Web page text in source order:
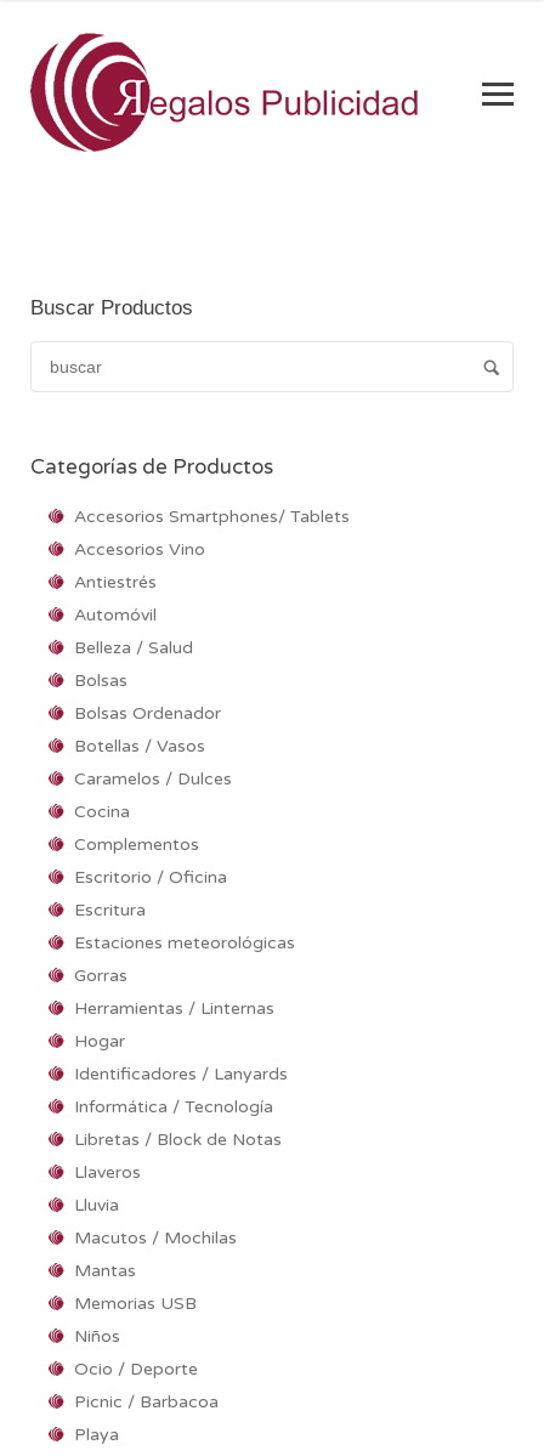
Buscar Productos
Categorías de Productos
Accesorios Smartphones/ Tablets
Accesorios Vino
Antiestrés
Automóvil
Belleza / Salud
Bolsas
Bolsas Ordenador
Botellas / Vasos
Caramelos / Dulces
Cocina
Complementos
Escritorio / Oficina
Escritura
Estaciones meteorológicas
Gorras
Herramientas / Linternas
Hogar
Identificadores / Lanyards
Informática / Tecnología
Libretas / Block de Notas
Llaveros
Lluvia
Macutos / Mochilas
Mantas
Memorias USB
Niños
Ocio / Deporte
Picnic / Barbacoa
Playa